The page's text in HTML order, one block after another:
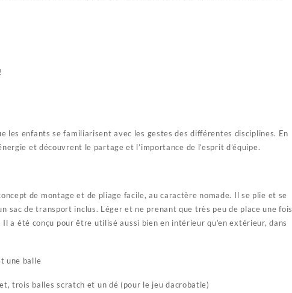
les enfants se familiarisent avec les gestes des différentes disciplines. En
et découvrent le partage et l’importance de l’esprit d’équipe.
de montage et de pliage facile, au caractère nomade. Il se plie et se
sac de transport inclus. Léger et ne prenant que très peu de place une fois
a été conçu pour être utilisé aussi bien en intérieur qu’en extérieur, dans
une balle
trois balles scratch et un dé (pour le jeu dacrobatie)